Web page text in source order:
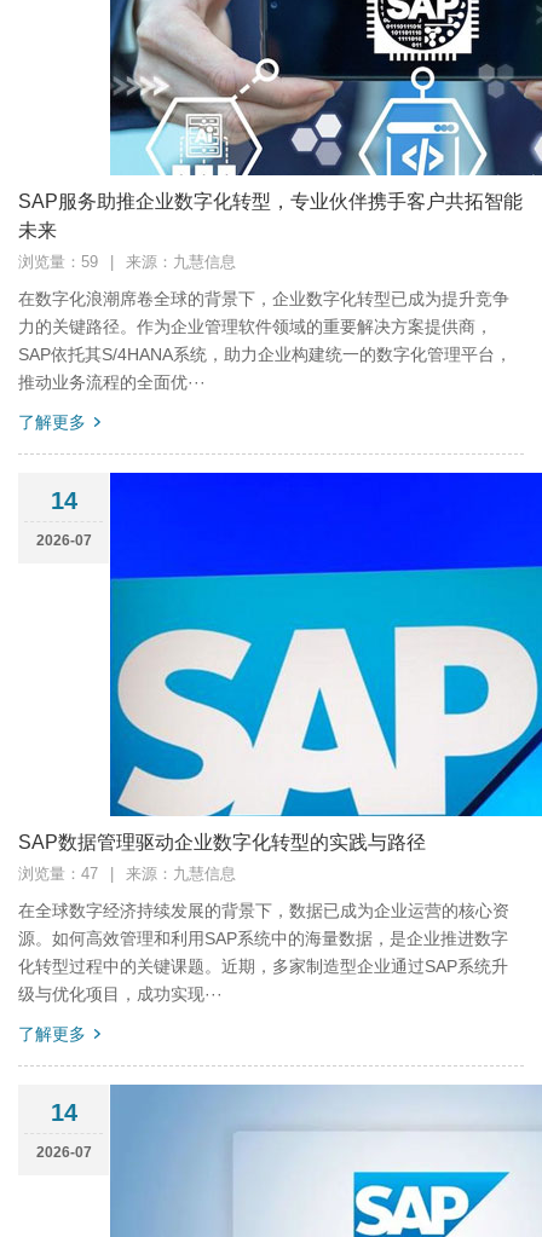
SAP服务助推企业数字化转型，专业伙伴携手客户共拓智能
未来
浏览量：59 来源：九慧信息
在数字化浪潮席卷全球的背景下，企业数字化转型已成为提升竞争
力的关键路径。作为企业管理软件领域的重要解决方案提供商，
SAP依托其S/4HANA系统，助力企业构建统一的数字化管理平台，
推动业务流程的全面优···
了解更多
14
2026-07
SAP数据管理驱动企业数字化转型的实践与路径
浏览量：47 来源：九慧信息
在全球数字经济持续发展的背景下，数据已成为企业运营的核心资
源。如何高效管理和利用SAP系统中的海量数据，是企业推进数字
化转型过程中的关键课题。近期，多家制造型企业通过SAP系统升
级与优化项目，成功实现···
了解更多
14
2026-07